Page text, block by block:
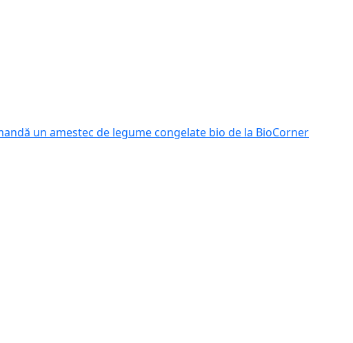
un amestec de legume congelate bio de la BioCorner